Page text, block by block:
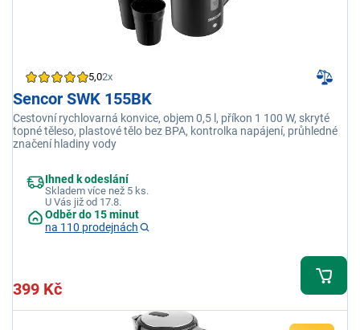
5,02x
Sencor SWK 155BK
Cestovní rychlovarná konvice, objem 0,5 l, příkon 1 100 W, skryté
topné těleso, plastové tělo bez BPA, kontrolka napájení, průhledné
značení hladiny vody
Ihned k odeslání
Skladem více než 5 ks.
U Vás již od 17.8.
Odběr do 15 minut
na 110 prodejnách
399 Kč